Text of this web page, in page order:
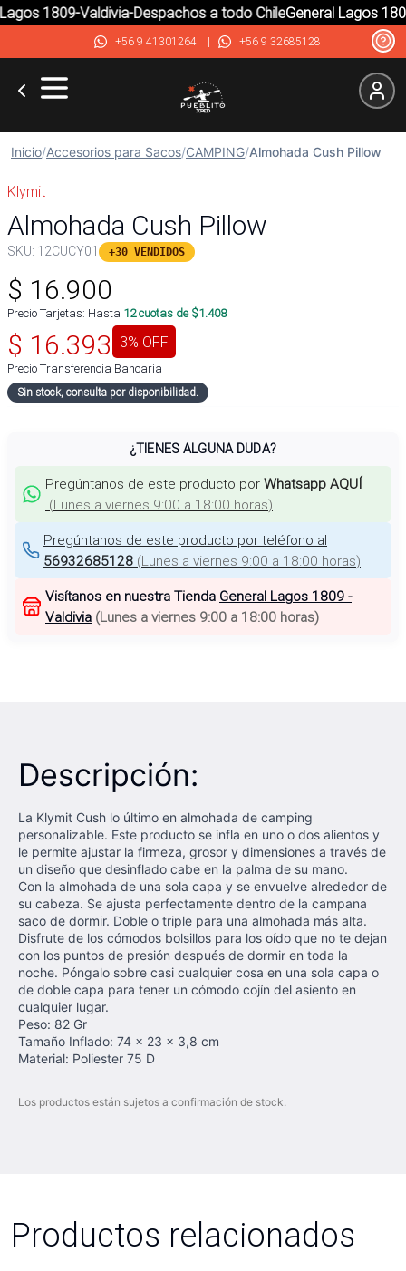
1809-Valdivia-Despachos a todo ChileGeneral Lagos
+56 9 41301264| +56 9 32685128
Inicio/Accesorios para Sacos/CAMPING/Almohada Cush Pillow
Klymit
Almohada Cush Pillow
SKU: 12CUCY01 +30 VENDIDOS
$ 16.900
Precio Tarjetas: Hasta 12cuotas de $1.408
$ 16.393 3% OFF
Precio Transferencia Bancaria
Sin stock, consulta por disponibilidad.
¿TIENES ALGUNA DUDA?
Pregúntanos de este producto por Whatsapp AQUÍ
(Lunes a viernes 9:00 a 18:00 horas)
Pregúntanos de este producto por teléfono al
56932685128 (Lunes a viernes 9:00 a 18:00 horas)
Visítanos en nuestra Tienda General Lagos 1809 -
Valdivia (Lunes a viernes 9:00 a 18:00 horas)
Descripción:
La Klymit Cush lo último en almohada de camping
personalizable. Este producto se infla en uno o dos alientos y
le permite ajustar la firmeza, grosor y dimensiones a través de
un diseño que desinflado cabe en la palma de su mano.
Con la almohada de una sola capa y se envuelve alrededor de
su cabeza. Se ajusta perfectamente dentro de la campana
saco de dormir. Doble o triple para una almohada más alta.
Disfrute de los cómodos bolsillos para los oído que no te dejan
con los puntos de presión después de dormir en toda la
noche. Póngalo sobre casi cualquier cosa en una sola capa o
de doble capa para tener un cómodo cojín del asiento en
cualquier lugar.
Peso: 82 Gr
Tamaño Inflado: 74 x 23 x 3,8 cm
Material: Poliester 75 D
Los productos están sujetos a confirmación de stock.
Productos relacionados